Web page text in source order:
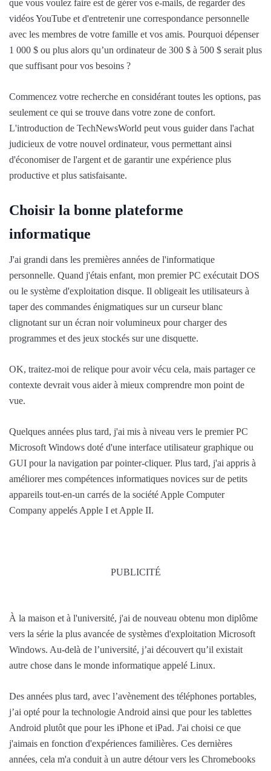
que vous voulez faire est de gérer vos e-mails, de regarder des
vidéos YouTube et d'entretenir une correspondance personnelle
avec les membres de votre famille et vos amis. Pourquoi dépenser
1 000 $ ou plus alors qu’un ordinateur de 300 $ à 500 $ serait plus
que suffisant pour vos besoins ?
Commencez votre recherche en considérant toutes les options, pas
seulement ce qui se trouve dans votre zone de confort.
L'introduction de TechNewsWorld peut vous guider dans l'achat
judicieux de votre nouvel ordinateur, vous permettant ainsi
d'économiser de l'argent et de garantir une expérience plus
productive et plus satisfaisante.
Choisir la bonne plateforme
informatique
J'ai grandi dans les premières années de l'informatique
personnelle. Quand j'étais enfant, mon premier PC exécutait DOS
ou le système d'exploitation disque. Il obligeait les utilisateurs à
taper des commandes énigmatiques sur un curseur blanc
clignotant sur un écran noir volumineux pour charger des
programmes et des jeux stockés sur une disquette.
OK, traitez-moi de relique pour avoir vécu cela, mais partager ce
contexte devrait vous aider à mieux comprendre mon point de
vue.
Quelques années plus tard, j'ai mis à niveau vers le premier PC
Microsoft Windows doté d'une interface utilisateur graphique ou
GUI pour la navigation par pointer-cliquer. Plus tard, j'ai appris à
améliorer mes compétences informatiques novices sur de petits
appareils tout-en-un carrés de la société Apple Computer
Company appelés Apple I et Apple II.
PUBLICITÉ
À la maison et à l'université, j'ai de nouveau obtenu mon diplôme
vers la série la plus avancée de systèmes d'exploitation Microsoft
Windows. Au-delà de l’université, j’ai découvert qu’il existait
autre chose dans le monde informatique appelé Linux.
Des années plus tard, avec l’avènement des téléphones portables,
j’ai opté pour la technologie Android ainsi que pour les tablettes
Android plutôt que pour les iPhone et iPad. J'ai choisi ce que
j'aimais en fonction d'expériences familières. Ces dernières
années, cela m'a conduit à un autre détour vers les Chromebooks